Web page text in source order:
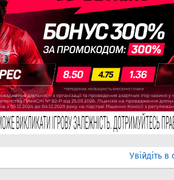
Увійдіть в